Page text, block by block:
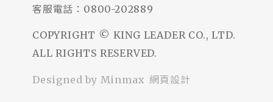
客服電話： 0800-202889
COPYRIGHT © KING LEADER CO., LTD.
ALL RIGHTS RESERVED.
Designed by Minmax 網頁設計